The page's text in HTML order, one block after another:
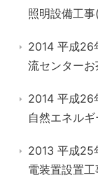
照明設備工
2014 平成26
流センター
2014 平成26
自然エネル
2013 平成25
電装置設置工